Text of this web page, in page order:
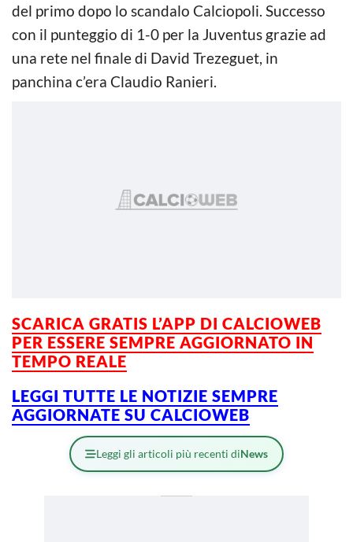
del primo dopo lo scandalo Calciopoli. Successo
con il punteggio di 1-0 per la Juventus grazie ad
una rete nel finale di David Trezeguet, in
panchina c’era Claudio Ranieri.
SCARICA GRATIS L’APP DI CALCIOWEB
PER ESSERE SEMPRE AGGIORNATO IN
TEMPO REALE
LEGGI TUTTE LE NOTIZIE SEMPRE
AGGIORNATE SU CALCIOWEB
Leggi gli articoli più recenti diNews